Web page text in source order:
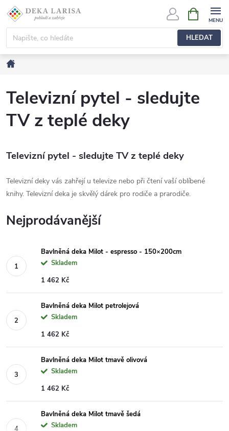
Přejít
obsah
HLEDAT
NÁKUPNÍ
KOŠÍK
Televizní pytel - sledujte
TV z teplé deky
Televizní pytel - sledujte TV z teplé deky
Televizní deky vás zahřejí u televize nebo při čtení vaší oblíbené
knihy. Televizní deka je skvělý dárek pro rodiče a prarodiče.
Nejprodávanější
Bavlněná deka Milot - espresso - 150×200cm
Skladem
1 462 Kč
Bavlněná deka Milot petrolejová
Skladem
1 462 Kč
Bavlněná deka Milot tmavě olivová
Skladem
1 462 Kč
Bavlněná deka Milot tmavě šedá
Skladem